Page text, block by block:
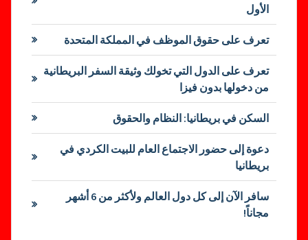
الأول
تعرف على حقوق الموظف في المملكة المتحدة
تعرف على الدول التي تخولك وثيقة السفر البريطانية
من دخولها بدون فيزا
السكن في بريطانيا: النظام والحقوق
دعوة إلى حضور الاجتماع العام للبيت الكردي في
بريطانيا
سافر الآن إلى كل دول العالم ولأكثر من 6 أشهر
مجاناً!